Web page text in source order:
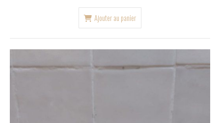
Ajouter au panier